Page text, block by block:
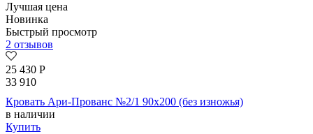
Лучшая цена
Новинка
Быстрый просмотр
2 отзывов
25 430 Р
33 910
Кровать Ари-Прованс №2/1 90х200 (без изножья)
в наличии
Купить